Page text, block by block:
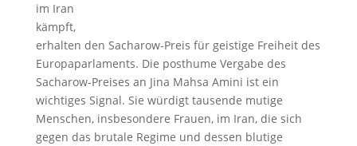
im Iran
kämpft,
erhalten den Sacharow-Preis für geistige Freiheit des
Europaparlaments. Die posthume Vergabe des
Sacharow-Preises an Jina Mahsa Amini ist ein
wichtiges Signal. Sie würdigt tausende mutige
Menschen, insbesondere Frauen, im Iran, die sich
gegen das brutale Regime und dessen blutige